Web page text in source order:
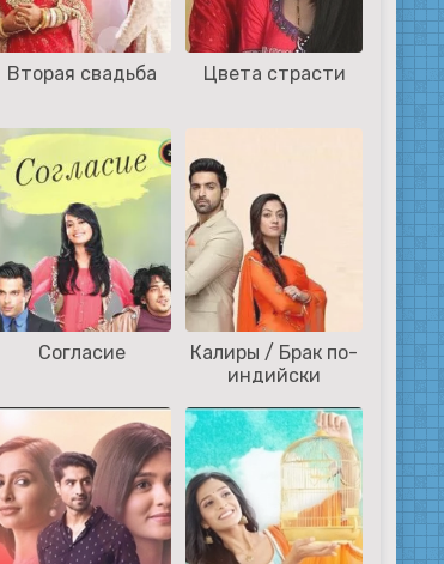
Вторая свадьба Цвета страсти
Согласие
Калиры / Брак по-
индийски